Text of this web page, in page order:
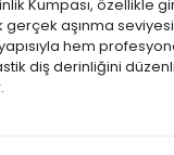
Kumpası,
aşınma
hem
diş derinliğini